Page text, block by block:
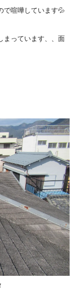
で喧嘩しています💦
まっています、、面